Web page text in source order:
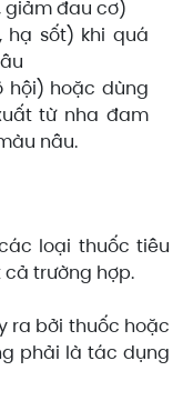
giảm đau cơ)
hạ sốt) khi quá
hội) hoặc dùng
từ nha đam
nâu.
loại thuốc tiêu
trường hợp.
ra bởi thuốc hoặc
phải là tác dụng